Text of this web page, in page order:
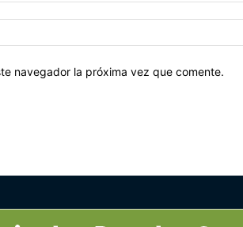
navegador la próxima vez que comente.